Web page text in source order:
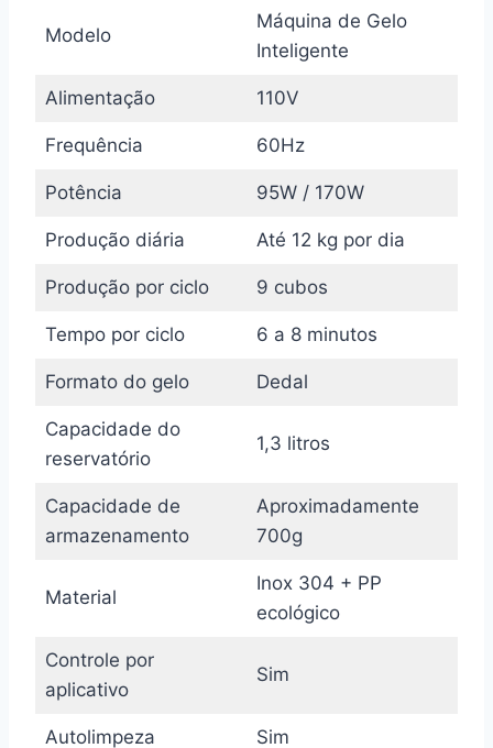
Modelo
Máquina de Gelo
Inteligente
Alimentação 110V
Frequência 60Hz
Potência 95W / 170W
Produção diária Até 12 kg por dia
Produção por ciclo 9 cubos
Tempo por ciclo 6 a 8 minutos
Formato do gelo Dedal
Capacidade do
reservatório
1,3 litros
Capacidade de
armazenamento
Aproximadamente
700g
Material
Inox 304 + PP
ecológico
Controle por
aplicativo
Sim
Autolimpeza Sim